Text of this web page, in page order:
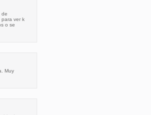
de
para ver k
o se
Muy